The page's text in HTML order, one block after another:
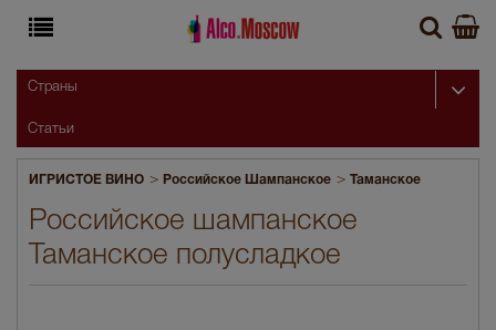
ИГРИСТОЕ ВИНО > Российское Шампанское > Таманское
Российское шампанское
Таманское полусладкое
Страны
Статьи